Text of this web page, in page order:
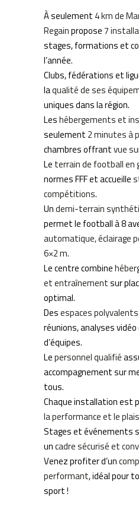
À seulement 4 km de
Regainpropose7
stages, formations et
l’année.
Clubs, fédérations et
laqualité de ses
uniques dans la région.
Leshébergements et
seulement 2 minutes à
chambres offrantvue
Le terrain de football en
normes FFF et accueille
compétitions.
Undemi-terrain
permet le football à 8
automatique, éclairage
6×2 m.
Le centre combine
et entraînementsur
optimal.
Desespaces polyvalents
réunions, analyses
d’équipes.
Lepersonnel qualifié
accompagnement sur
tous.
Chaque installation est
la performance et le
Stages et événements
uncadre sécurisé et
Venez profiter d’un
performant, idéal pour
sport !